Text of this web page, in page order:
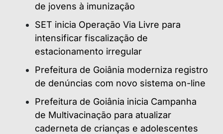
de jovens à imunização
SET inicia Operação Via Livre para
intensificar fiscalização de
estacionamento irregular
Prefeitura de Goiânia moderniza registro
de denúncias com novo sistema on-line
Prefeitura de Goiânia inicia Campanha
de Multivacinação para atualizar
caderneta de crianças e adolescentes